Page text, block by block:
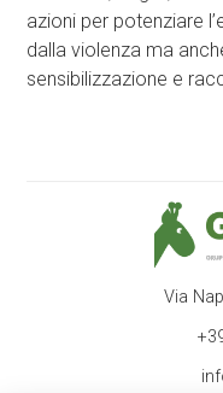
azioni per potenziare
dalla violenza ma
sensibilizzazione e
Via